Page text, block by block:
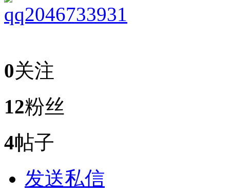
qq2046733931
0关注
12粉丝
4帖子
发送私信